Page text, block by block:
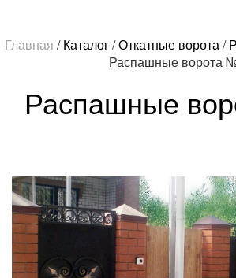
Главная /Каталог/Откатные ворота/
Распашные ворота
Распашные